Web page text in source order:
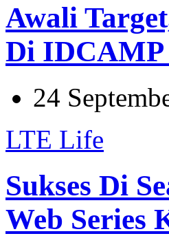
Awali
Di IDCAMP
24
LTE Life
Sukses Di
Web Series